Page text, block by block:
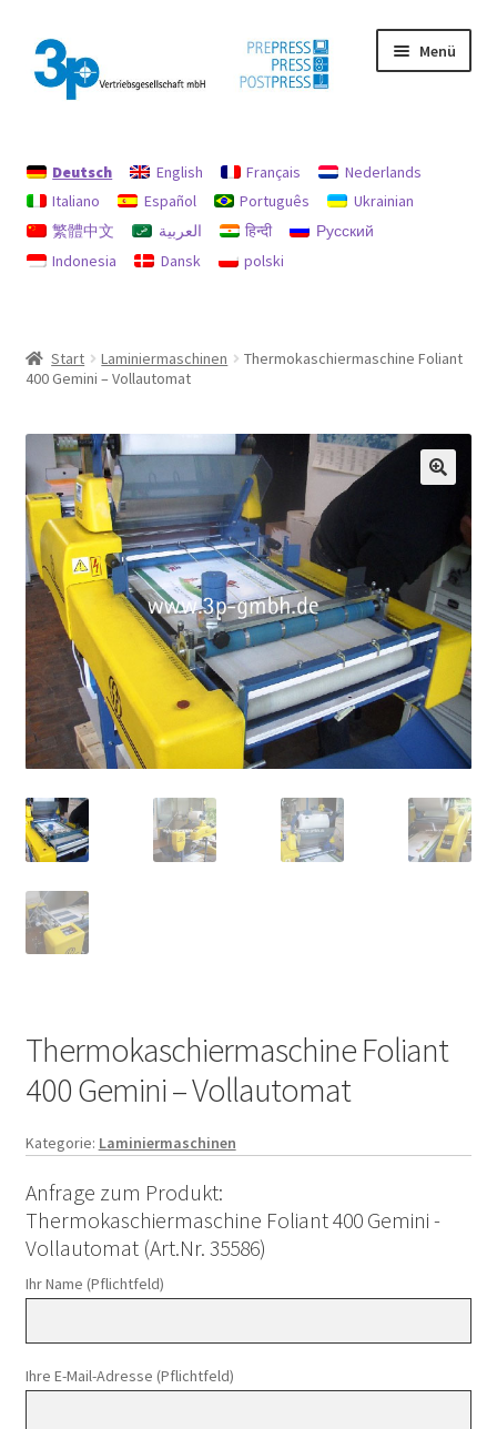
Zur
Navigation
springen
Zum
Inhalt
springen
Menü
Datenschutz
Gebrauchtmaschinen
Deutsch English Français
Nederlands
Italiano
Español Português
Ukrainian
繁體中文
العربية हिन्दी
Русский
Indonesia
Dansk polski
Start Laminiermaschinen
Thermokaschiermaschine Foliant
400 Gemini – Vollautomat
Thermokaschiermaschine Foliant
400 Gemini – Vollautomat
Kategorie: Laminiermaschinen
Anfrage zum Produkt:
Thermokaschiermaschine Foliant 400 Gemini -
Vollautomat (Art.Nr. 35586)
Ihr Name (Pflichtfeld)
Ihre E-Mail-Adresse (Pflichtfeld)